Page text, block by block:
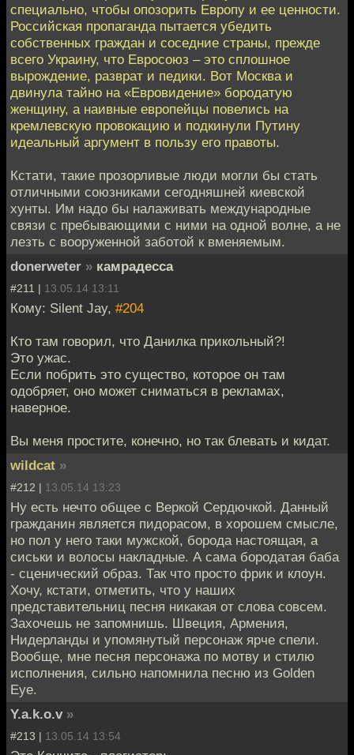
специально, чтобы опозорить Европу и ее ценности.
Российская пропаганда пытается убедить
собственных граждан и соседние страны, прежде
всего Украину, что Евросоюз – это сплошное
вырождение, разврат и педики. Вот Москва и
двинула тайно на «Евровидение» бородатую
женщину, а наивные европейцы повелись на
кремлевскую провокацию и подкинули Путину
идеальный аргумент в пользу его правоты.
Кстати, такие прозорливые люди могли бы стать
отличными союзниками сегодняшней киевской
хунты. Им надо бы налаживать международные
связи с пребывающими с ними на одной волне, а не
лезть с вооруженной заботой к вменяемым.
donerweter » камрадесса
#211 | 13.05.14 13:11
Кому: Silent Jay, #204
Кто там говорил, что Данилка прикольный?!
Это ужас.
Если побрить это существо, которое он там
одобряет, оно может сниматься в рекламах,
наверное.
Вы меня простите, конечно, но так блевать и кидат.
wildcat »
#212 | 13.05.14 13:23
Ну есть нечто общее с Веркой Сердючкой. Данный
гражданин является пидорасом, в хорошем смысле,
но пол у него таки мужской, борода настоящая, а
сиськи и волосы накладные. А сама бородатая баба
- сценический образ. Так что просто фрик и клоун.
Хочу, кстати, отметить, что у наших
представительниц песня никакая от слова совсем.
Захочешь не запомнишь. Швеция, Армения,
Нидерланды и упомянутый персонаж ярче спели.
Вообще, мне песня персонажа по мотву и стилю
исполнения, сильно напомнила песню из Golden
Eye.
Y.a.k.o.v »
#213 | 13.05.14 13:54